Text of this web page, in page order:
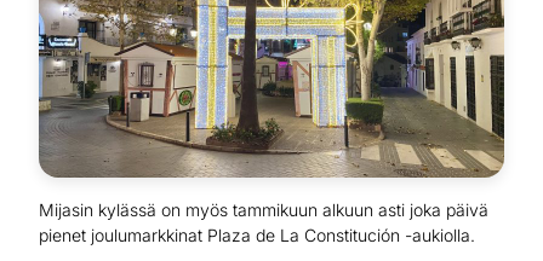
Mijasin kylässä on myös tammikuun alkuun asti joka päivä
pienet joulumarkkinat Plaza de La Constitución -aukiolla.